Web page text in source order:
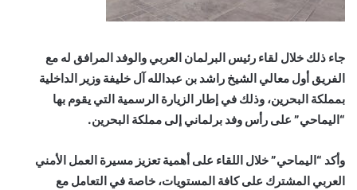
جاء ذلك خلال لقاء رئيس البرلمان العربي والوفد المرافق له مع
الفريق أول معالي الشيخ راشد بن عبدالله آل خليفة وزير الداخلية
بمملكة البحرين، وذلك في إطار الزيارة الرسمية التي يقوم بها
“اليماحي” على رأس وفد برلماني إلى مملكة البحرين.
وأكد “اليماحي” خلال اللقاء على أهمية تعزيز مسيرة العمل الأمني
العربي المشترك على كافة المستويات، خاصة في التعامل مع